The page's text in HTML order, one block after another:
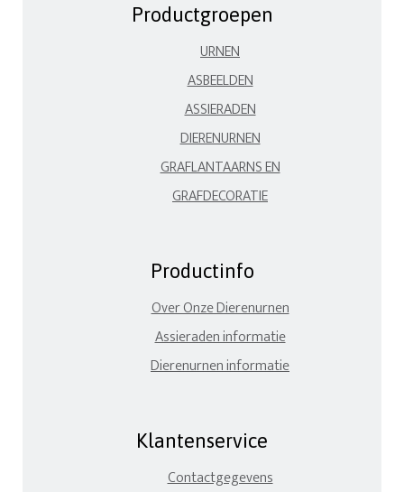
Productgroepen
URNEN
ASBEELDEN
ASSIERADEN
DIERENURNEN
GRAFLANTAARNS EN
GRAFDECORATIE
Productinfo
Over Onze Dierenurnen
Assieraden informatie
Dierenurnen informatie
Klantenservice
Contactgegevens